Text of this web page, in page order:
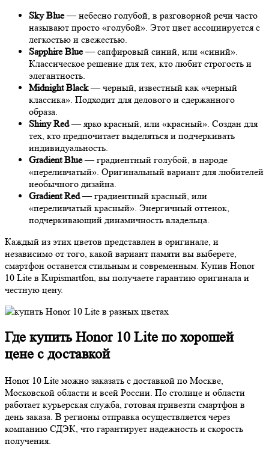
Sky Blue— небесно голубой, в разговорной речи часто
называют просто «голубой». Этот цвет ассоциируется с
легкостью и свежестью.
Sapphire Blue— сапфировый синий, или «синий».
Классическое решение для тех, кто любит строгость и
элегантность.
Midnight Black— черный, известный как «черный
классика». Подходит для делового и сдержанного
образа.
Shiny Red— ярко красный, или «красный». Создан для
тех, кто предпочитает выделяться и подчеркивать
индивидуальность.
Gradient Blue— градиентный голубой, в народе
«переливчатый». Оригинальный вариант для любителей
необычного дизайна.
Gradient Red— градиентный красный, или
«переливчатый красный». Энергичный оттенок,
подчеркивающий динамичность владельца.
Каждый из этих цветов представлен в оригинале, и
независимо от того, какой вариант памяти вы выберете,
смартфон останется стильным и современным. Купив Honor
10 Lite в Kupismartfon, вы получаете гарантию оригинала и
честную цену.
Где купить Honor 10 Lite по хорошей
цене с доставкой
Honor 10 Lite можно заказать с доставкой по Москве,
Московской области и всей России. По столице и области
работает курьерская служба, готовая привезти смартфон в
день заказа. В регионы отправка осуществляется через
компанию СДЭК, что гарантирует надежность и скорость
получения.